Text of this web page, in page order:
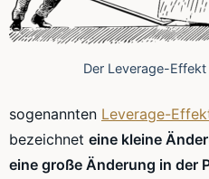
Der Leverage-Effekt
sogenannten Leverage-
bezeichnet eine kleine
eine große Änderung in der